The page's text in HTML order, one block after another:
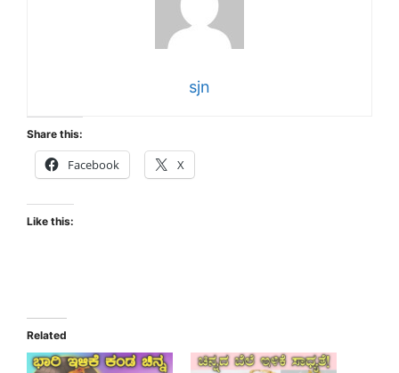
sjn
Share this:
Facebook X
Like this:
Related